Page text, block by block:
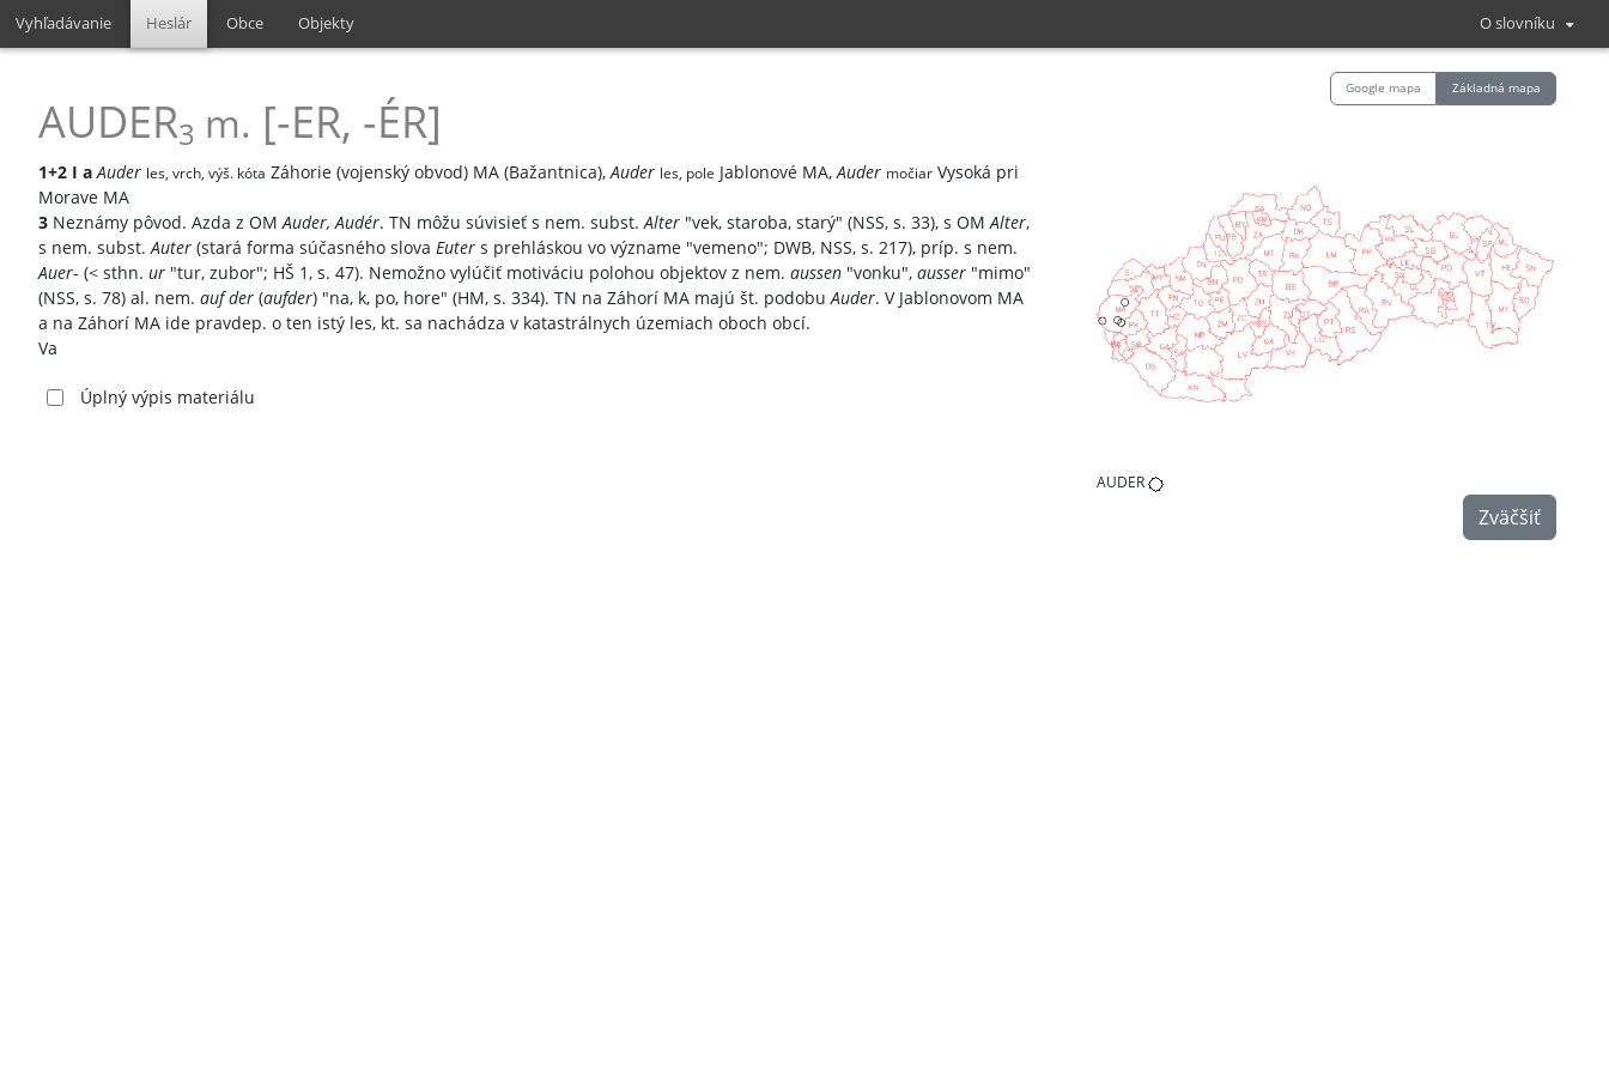
Vyhľadávanie Heslár Obce Objekty O slovníku
AUDER3 m. [-ER, -ÉR]
1+2 I a Auder les, vrch, výš. kóta Záhorie (vojenský obvod) MA (Bažantnica),Auder les, pole Jablonové MA,Auder močiar Vysoká pri
Morave MA
3 Neznámy pôvod. Azda z OMAuder, Audér. TN môžu súvisieť s nem. subst.Alter "vek, staroba, starý" (NSS, s. 33), s OMAlter,
s nem. subst.Auter (stará forma súčasného slova Euter s prehláskou vo význame "vemeno"; DWB, NSS, s. 217), príp. s nem.
Auer- (< sthn. ur "tur, zubor"; HŠ 1, s. 47). Nemožno vylúčiť motiváciu polohou objektov z nem. aussen "vonku", ausser "mimo"
(NSS, s. 78) al. nem. auf der (aufder) "na, k, po, hore" (HM, s. 334). TN na Záhorí MA majú št. podobuAuder. V Jablonovom MA
a na Záhorí MA ide pravdep. o ten istý les, kt. sa nachádza v katastrálnych územiach oboch obcí.
Va
Úplný výpis materiálu
Google mapa Základná mapa
AUDER
Zväčšiť